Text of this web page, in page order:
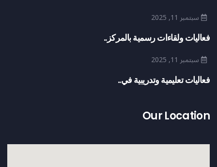
سبتمبر 11, 2025
فعاليات ولقاءات رسمية بالمركز..
سبتمبر 11, 2025
فعاليات تعليمية وتدريبية في..
Our Location